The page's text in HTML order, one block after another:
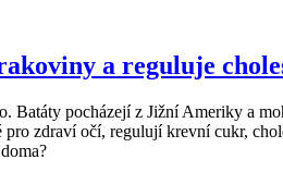
a reguluje
Batáty pocházejí z Jižní Ameriky a
zdraví očí, regulují krevní cukr,